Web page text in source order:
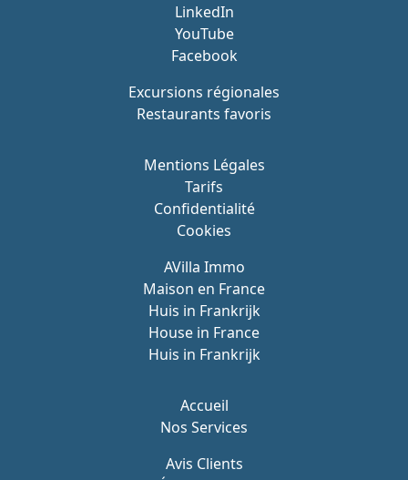
Mentions Légales
Tarifs
Confidentialité
Cookies
AVilla Immo
Maison en France
Huis in Frankrijk
House in France
Huis in Frankrijk
Accueil
Nos Services
Avis Clients
LinkedIn
YouTube
Facebook
Excursions régionales
Restaurants favoris